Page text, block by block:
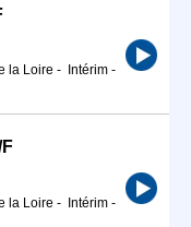
la Loire - Intérim -
la Loire - Intérim -